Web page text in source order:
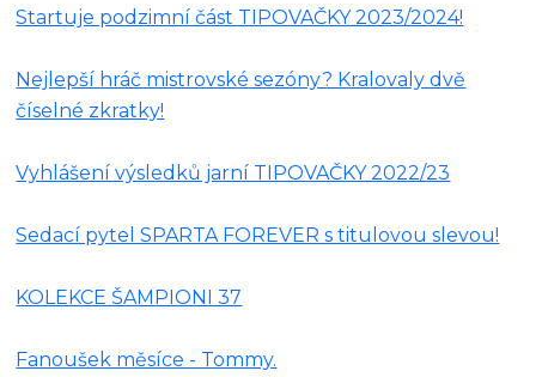
Startuje podzimní část TIPOVAČKY 2023/2024!
Nejlepší hráč mistrovské sezóny? Kralovaly dvě
číselné zkratky!
Vyhlášení výsledků jarní TIPOVAČKY 2022/23
Sedací pytel SPARTA FOREVER s titulovou slevou!
KOLEKCE ŠAMPIONI 37
Fanoušek měsíce - Tommy.